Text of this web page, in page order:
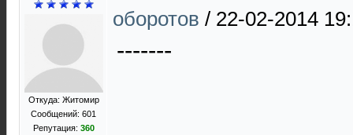
Откуда: Житомир
Сообщений: 601
Репутация: 360
оборотов / 22-02-2014
-------